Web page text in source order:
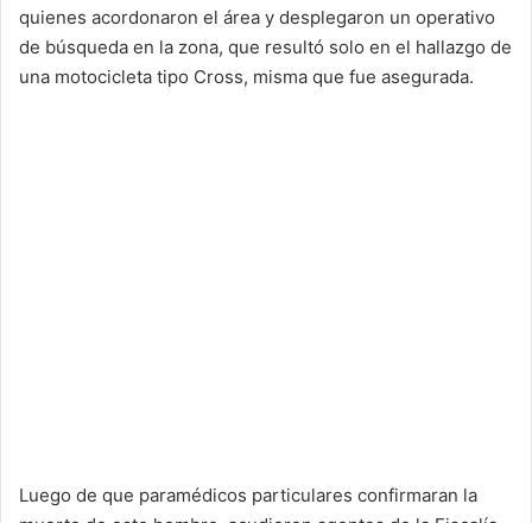
quienes acordonaron el área y desplegaron un operativo
de búsqueda en la zona, que resultó solo en el hallazgo de
una motocicleta tipo Cross, misma que fue asegurada.
Luego de que paramédicos particulares confirmaran la